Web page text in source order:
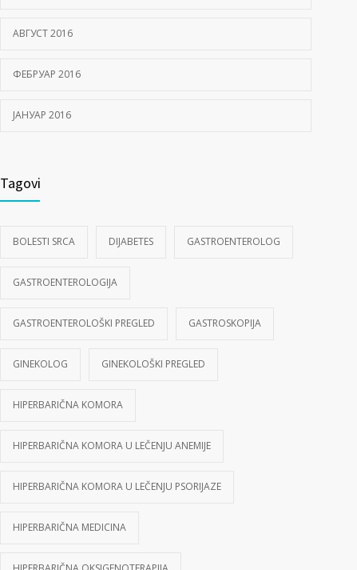
АВГУСТ 2016
ФЕБРУАР 2016
ЈАНУАР 2016
Tagovi
BOLESTI SRCA DIJABETES GASTROENTEROLOG
GASTROENTEROLOGIJA
GASTROENTEROLOŠKI PREGLED GASTROSKOPIJA
GINEKOLOG GINEKOLOŠKI PREGLED
HIPERBARIČNA KOMORA
HIPERBARIČNA KOMORA U LEČENJU ANEMIJE
HIPERBARIČNA KOMORA U LEČENJU PSORIJAZE
HIPERBARIČNA MEDICINA